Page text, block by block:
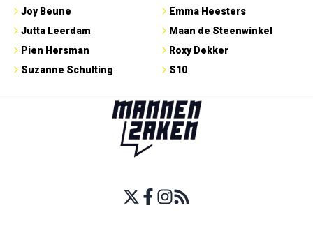
Joy Beune
Jutta Leerdam
Pien Hersman
Suzanne Schulting
Emma Heesters
Maan de Steenwinkel
Roxy Dekker
S10